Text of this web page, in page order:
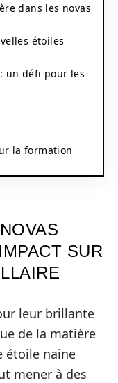
dans les novas
étoiles
un défi pour les
la formation
SUR
leur brillante
de la matière
étoile naine
mener à des